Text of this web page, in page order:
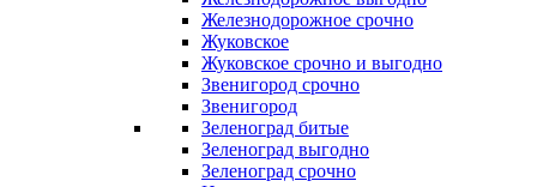
Железнодорожное срочно
Жуковское
Жуковское срочно и выгодно
Звенигород срочно
Звенигород
Зеленоград битые
Зеленоград выгодно
Зеленоград срочно